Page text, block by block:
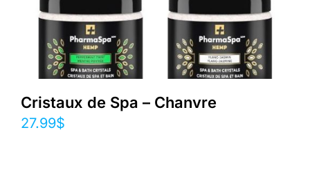
Cristaux de Spa – Chanvre
27.99$